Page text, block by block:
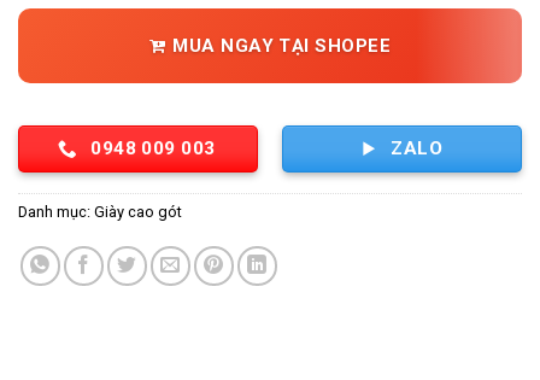
MUA NGAY TẠI SHOPEE
0948 009 003 ZALO
Danh mục: Giày cao gót